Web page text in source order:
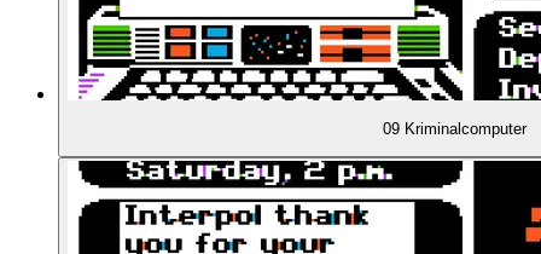
01:42:42 Vom schwachen Start zum Erfolg - dank den
Doug Carlston schreibt ein Buch
01:47:48 Where in the USA is Carmen Sandiego? (1986)
09 Kriminalcomputer